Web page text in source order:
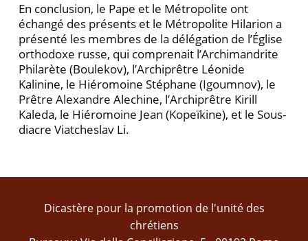
En conclusion, le Pape et le Métropolite ont
échangé des présents et le Métropolite Hilarion a
présenté les membres de la délégation de l’Église
orthodoxe russe, qui comprenait l’Archimandrite
Philarète (Boulekov), l’Archiprêtre Léonide
Kalinine, le Hiéromoine Stéphane (Igoumnov), le
Prêtre Alexandre Alechine, l’Archiprêtre Kirill
Kaleda, le Hiéromoine Jean (Kopeïkine), et le Sous-
diacre Viatcheslav Li.
Dicastère pour la promotion de l'unité des
chrétiens